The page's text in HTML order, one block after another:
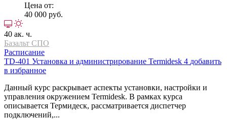
Цена от:
40 000 руб.
40 ак. ч.
Базальт СПО
Расписание
TD-401 Установка и администрирование Termidesk 4 добавить
в избранное
Данный курс раскрывает аспекты установки, настройки и
управления окружением Termidesk. В рамках курса
описывается Термидеск, рассматривается диспетчер
подключений,...